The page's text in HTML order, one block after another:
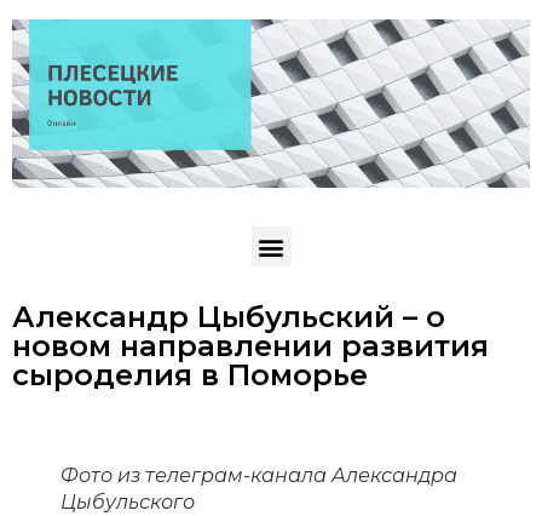
Александр Цыбульский – о
новом направлении развития
сыроделия в Поморье
Фото из телеграм-канала Александра
Цыбульского